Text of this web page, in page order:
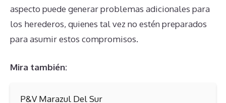
aspecto puede generar problemas adicionales para
los herederos, quienes tal vez no estén preparados
para asumir estos compromisos.
Mira también:
P&V Marazul Del Sur